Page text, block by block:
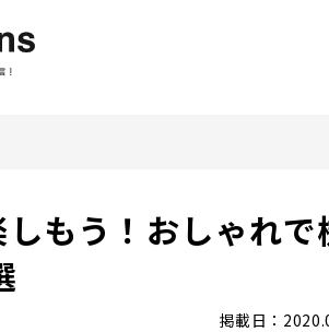
もう！おしゃれで
掲載日：